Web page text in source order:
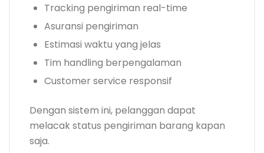
Tracking pengiriman real-time
Asuransi pengiriman
Estimasi waktu yang jelas
Tim handling berpengalaman
Customer service responsif
Dengan sistem ini, pelanggan dapat
melacak status pengiriman barang kapan
saja.